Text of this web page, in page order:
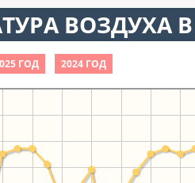
ВОЗДУХА
ГОД 2024 ГОД